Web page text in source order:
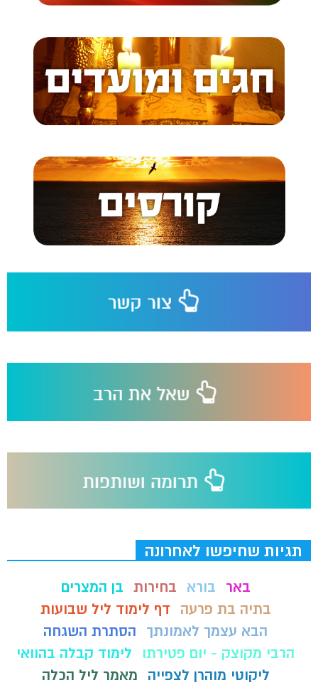
תגיות שחיפשו לאחרונה
באר בורא בחירות בן המצרים
בתיה בת פרעה
דף לימוד ליל שבועות
הבא עצמך לאמונתך
הסתרת השגחה
הרבי מקוצק - יום פטירתו
לימוד קבלה בהוואי
ליקוטי מוהרן לצפייה
מאמר ליל הכלה